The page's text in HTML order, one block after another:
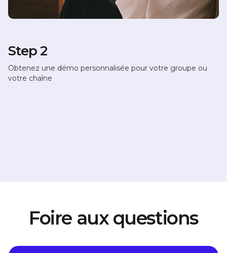
Step 2
Obtenez une démo personnalisée pour votre groupe ou
votre chaîne
Foire aux questions